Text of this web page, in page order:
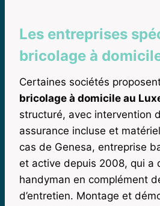
Les entreprises
bricolage à
Certaines sociétés
bricolage à domicile au
structuré, avec intervention
assurance incluse et
cas de Genesa, entreprise
et active depuis 2008, qui a
handyman en complément
d’entretien. Montage et